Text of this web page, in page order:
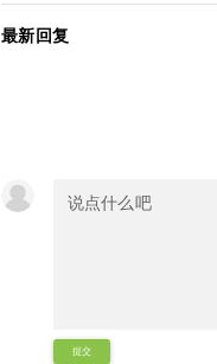
最新回复
提交